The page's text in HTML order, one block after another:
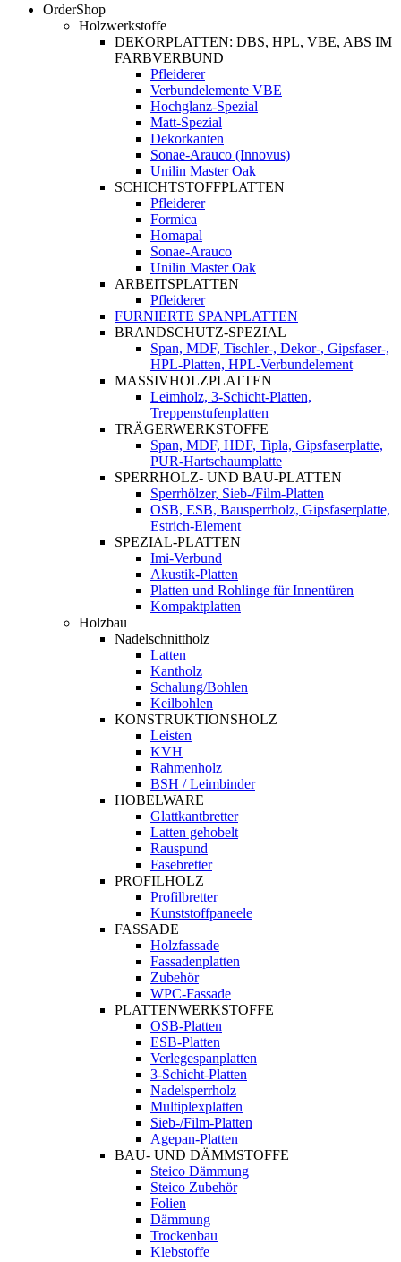
OrderShop
Holzwerkstoffe
DEKORPLATTEN: DBS, HPL, VBE, ABS IM
FARBVERBUND
Pfleiderer
Verbundelemente VBE
Hochglanz-Spezial
Matt-Spezial
Dekorkanten
Sonae-Arauco (Innovus)
Unilin Master Oak
SCHICHTSTOFFPLATTEN
Pfleiderer
Formica
Homapal
Sonae-Arauco
Unilin Master Oak
ARBEITSPLATTEN
Pfleiderer
FURNIERTE SPANPLATTEN
BRANDSCHUTZ-SPEZIAL
Span, MDF, Tischler-, Dekor-, Gipsfaser-,
HPL-Platten, HPL-Verbundelement
MASSIVHOLZPLATTEN
Leimholz, 3-Schicht-Platten,
Treppenstufenplatten
TRÄGERWERKSTOFFE
Span, MDF, HDF, Tipla, Gipsfaserplatte,
PUR-Hartschaumplatte
SPERRHOLZ- UND BAU-PLATTEN
Sperrhölzer, Sieb-/Film-Platten
OSB, ESB, Bausperrholz, Gipsfaserplatte,
Estrich-Element
SPEZIAL-PLATTEN
Imi-Verbund
Akustik-Platten
Platten und Rohlinge für Innentüren
Kompaktplatten
Holzbau
Nadelschnittholz
Latten
Kantholz
Schalung/Bohlen
Keilbohlen
KONSTRUKTIONSHOLZ
Leisten
KVH
Rahmenholz
BSH / Leimbinder
HOBELWARE
Glattkantbretter
Latten gehobelt
Rauspund
Fasebretter
PROFILHOLZ
Profilbretter
Kunststoffpaneele
FASSADE
Holzfassade
Fassadenplatten
Zubehör
WPC-Fassade
PLATTENWERKSTOFFE
OSB-Platten
ESB-Platten
Verlegespanplatten
3-Schicht-Platten
Nadelsperrholz
Multiplexplatten
Sieb-/Film-Platten
Agepan-Platten
BAU- UND DÄMMSTOFFE
Steico Dämmung
Steico Zubehör
Folien
Dämmung
Trockenbau
Klebstoffe